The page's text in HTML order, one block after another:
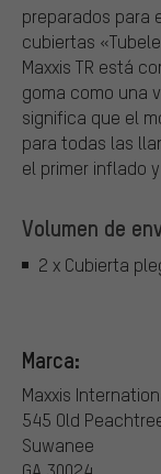
preparados para
cubiertas
Maxxis TR está
goma como una
significa que el
para todas las
el primer inflado
Volumen de
2 x Cubierta
Marca:
Maxxis
545 Old
Suwanee